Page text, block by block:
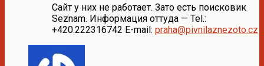
Сайт у них не работает. Зато есть поисковик
Seznam. Информация оттуда — Tel.:
+420.222316742 E-mail: praha@pivnilaznezoto.cz